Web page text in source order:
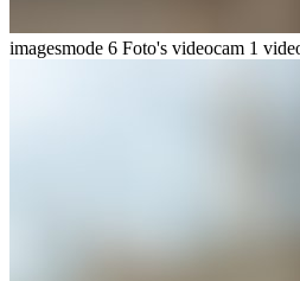
imagesmode 6 Foto's videocam 1